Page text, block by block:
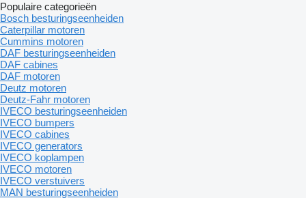
Populaire categorieën
Bosch besturingseenheiden
Caterpillar motoren
Cummins motoren
DAF besturingseenheiden
DAF cabines
DAF motoren
Deutz motoren
Deutz-Fahr motoren
IVECO besturingseenheiden
IVECO bumpers
IVECO cabines
IVECO generators
IVECO koplampen
IVECO motoren
IVECO verstuivers
MAN besturingseenheiden